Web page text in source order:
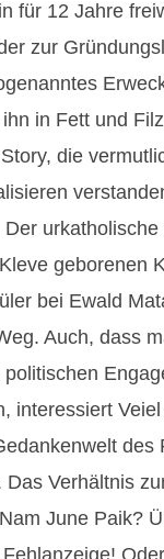
für 12 Jahre
zur
in Fett und
die
geborenen
bei Ewald
Auch, dass
interessiert
Verhältnis
June Paik?